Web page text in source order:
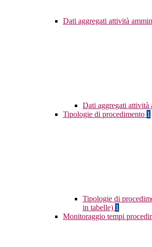
Dati aggregati attività
Dati aggregati attività
Tipologie di procedimento 1
Tipologie di
in tabelle) 1
Monitoraggio tempi